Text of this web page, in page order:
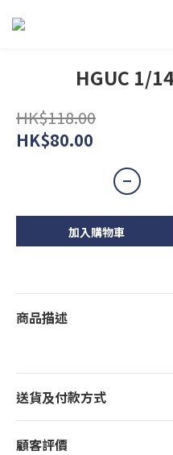
HGUC 1/
HK$118.00
HK$80.00
加入購物車
商品描述
送貨及付款方式
顧客評價